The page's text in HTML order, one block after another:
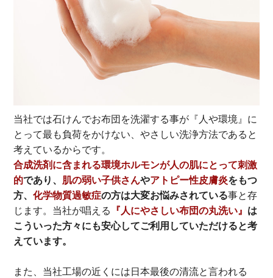
当社では石けんでお布団を洗濯する事が『人や環境』に
とって最も負荷をかけない、やさしい洗浄方法であると
考えているからです。
合成洗剤に含まれる環境ホルモンが人の肌にとって刺激
的であり、 肌の弱い子供さんやアトピー性皮膚炎をもつ
方、化学物質過敏症の方は大変お悩みされている事と存
じます。当社が唱える
『人にやさしい布団の丸洗い』 は
こういった方々にも安心してご利用していただけると考
えています。
また、当社工場の近くには日本最後の清流と言われる